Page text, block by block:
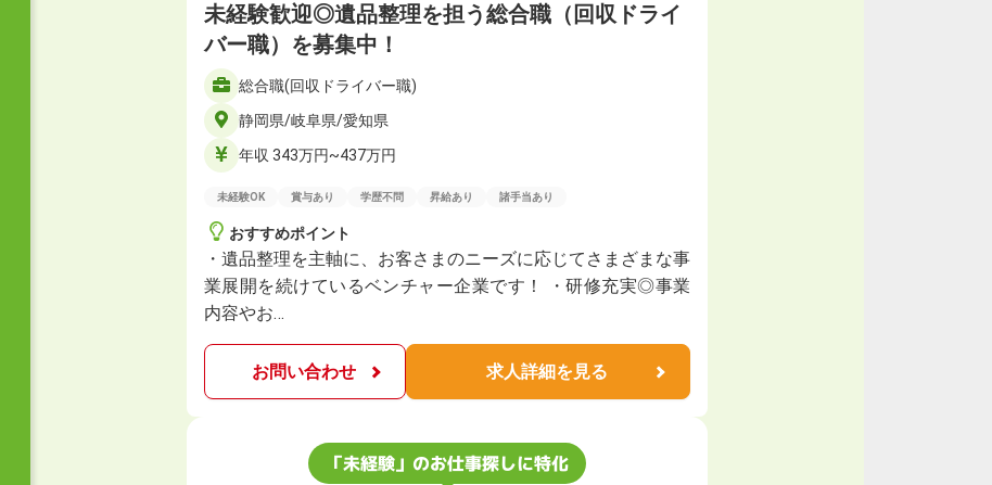
未経験歓迎◎遺品整理を担う総合職（回収ドライ
バー職）を募集中！
総合職(回収ドライバー職)
静岡県/岐阜県/愛知県
年収 343万円~437万円
未経験OK 賞与あり 学歴不問 昇給あり 諸手当あり
おすすめポイント
・遺品整理を主軸に、お客さまのニーズに応じてさまざまな事
業展開を続けているベンチャー企業です！ ・研修充実◎事業
内容やお…
お問い合わせ 求人詳細を見る
「未経験」のお仕事探しに特化